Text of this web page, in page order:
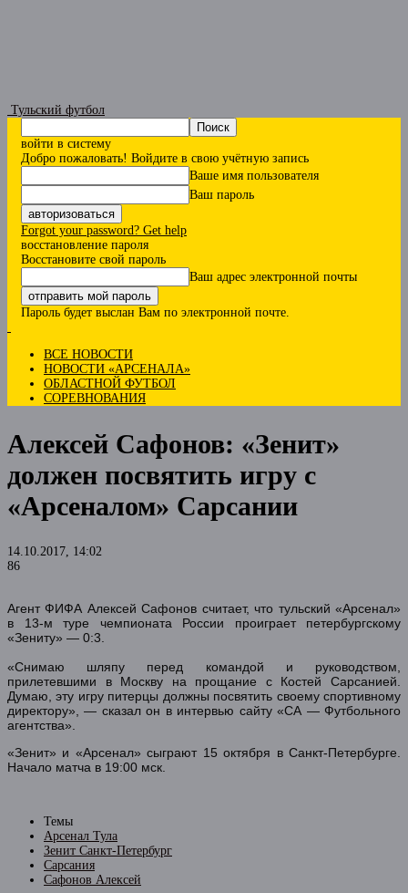
Тульский футбол
войти в систему
Добро пожаловать! Войдите в свою учётную запись
Ваше имя пользователя
Ваш пароль
Forgot your password? Get help
восстановление пароля
Восстановите свой пароль
Ваш адрес электронной почты
Пароль будет выслан Вам по электронной почте.
ВСЕ НОВОСТИ
НОВОСТИ «АРСЕНАЛА»
ОБЛАСТНОЙ ФУТБОЛ
СОРЕВНОВАНИЯ
Алексей Сафонов: «Зенит»
должен посвятить игру с
«Арсеналом» Сарсании
14.10.2017, 14:02
86
Агент ФИФА Алексей Сафонов считает, что тульский «Арсенал»
в 13-м туре чемпионата России проиграет петербургскому
«Зениту» — 0:3.
«Снимаю шляпу перед командой и руководством,
прилетевшими в Москву на прощание с Костей Сарсанией.
Думаю, эту игру питерцы должны посвятить своему спортивному
директору», — сказал он в интервью сайту «СА — Футбольного
агентства».
«Зенит» и «Арсенал» сыграют 15 октября в Санкт-Петербурге.
Начало матча в 19:00 мск.
Темы
Арсенал Тула
Зенит Санкт-Петербург
Сарсания
Сафонов Алексей